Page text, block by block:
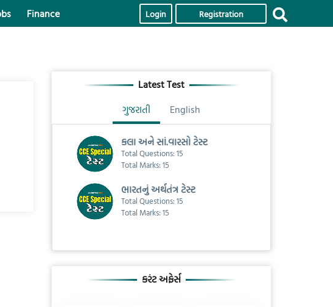
Finance Login Registration
Latest Test
ગુજરાતી
English
કલા અને સાં.વારસો ટેસ્ટ
Total Questions: 15
Total Marks: 15
ભારતનું અર્થતંત્ર ટેસ્ટ
Total Questions: 15
Total Marks: 15
કરંટ અફેર્સ